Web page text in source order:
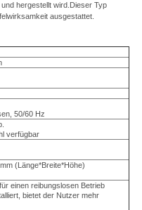
hergestellt wird.Dieser Typ
ausgestattet.
50/60 Hz
verfügbar
(Länge*Breite*Höhe)
einen reibungslosen Betrieb
bietet der Nutzer mehr